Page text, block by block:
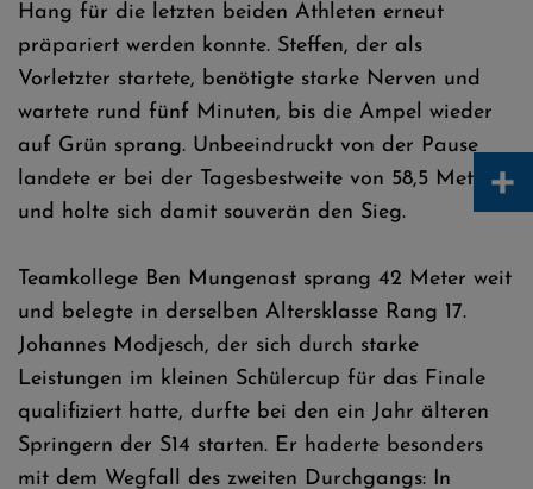
Hang für die letzten beiden Athleten erneut
präpariert werden konnte. Steffen, der als
Vorletzter startete, benötigte starke Nerven und
wartete rund fünf Minuten, bis die Ampel wieder
auf Grün sprang. Unbeeindruckt von der Pause
landete er bei der Tagesbestweite von 58,5 Metern
und holte sich damit souverän den Sieg.
Teamkollege Ben Mungenast sprang 42 Meter weit
und belegte in derselben Altersklasse Rang 17.
Johannes Modjesch, der sich durch starke
Leistungen im kleinen Schülercup für das Finale
qualifiziert hatte, durfte bei den ein Jahr älteren
Springern der S14 starten. Er haderte besonders
mit dem Wegfall des zweiten Durchgangs: In
+